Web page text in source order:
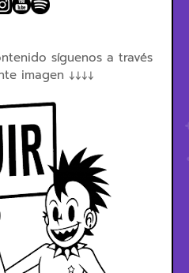
síguenos a través
imagen ↓↓↓↓